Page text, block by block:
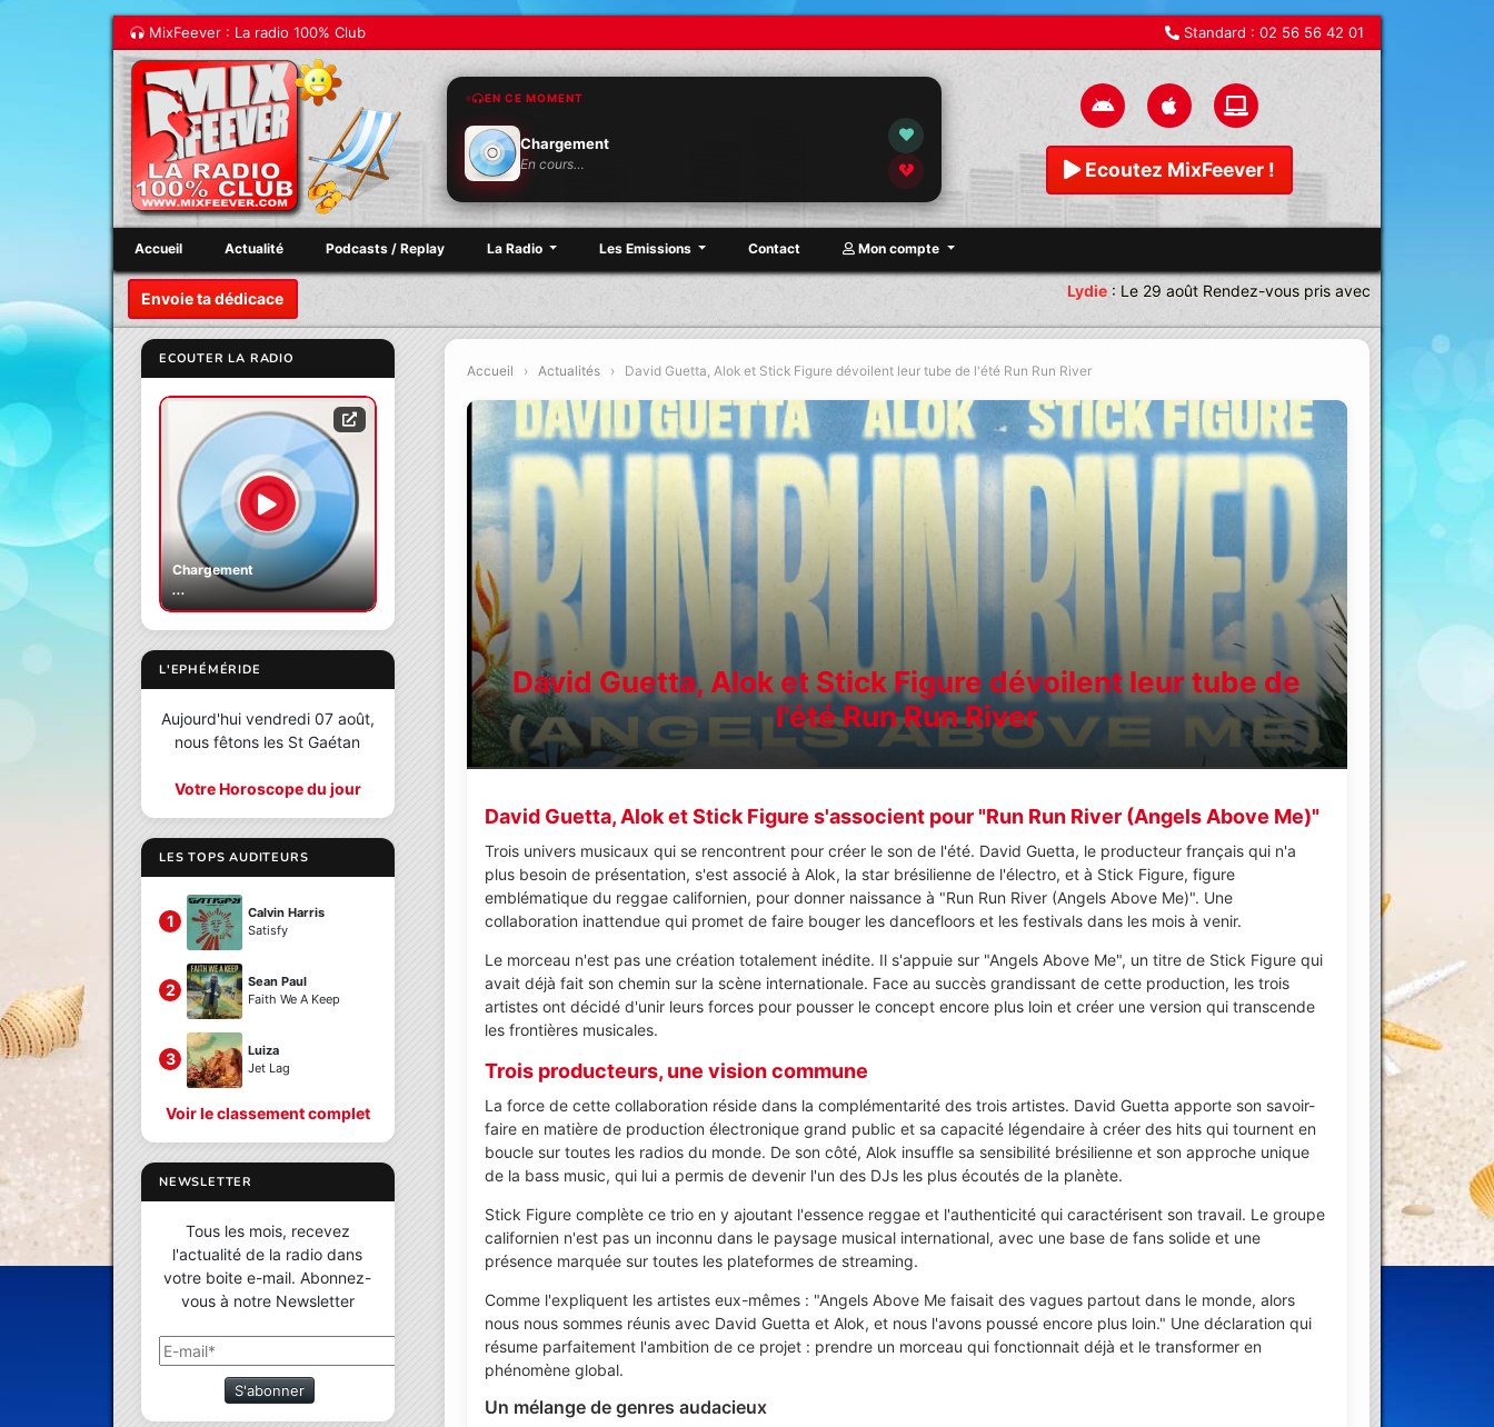
MixFeever : La radio 100% Club Standard : 02 56 56 42 01
EN CE MOMENT
Chargement
En cours… Ecoutez MixFeever !
Accueil Actualité Podcasts / Replay La Radio Les Emissions Contact Mon compte
Envoie ta dédicace Le 29 août Rendez-vous pris avec une équipe
ECOUTER LA RADIO
Chargement
...
L'EPHÉMÉRIDE
Aujourd'hui vendredi 07 août,
nous fêtons les St Gaétan
Votre Horoscope du jour
LES TOPS AUDITEURS
1
Calvin Harris
Satisfy
2
Sean Paul
Faith We A Keep
3
Luiza
Jet Lag
Voir le classement complet
NEWSLETTER
Tous les mois, recevez
l'actualité de la radio dans
votre boite e-mail. Abonnez-
vous à notre Newsletter
S'abonner
Accueil › Actualités › David Guetta, Alok et Stick Figure dévoilent leur tube de l'été Run Run River
David Guetta, Alok et Stick Figure dévoilent leur tube de
l'été Run Run River
David Guetta, Alok et Stick Figure s'associent pour "Run Run River (Angels Above Me)"
Trois univers musicaux qui se rencontrent pour créer le son de l'été. David Guetta, le producteur français qui n'a
plus besoin de présentation, s'est associé à Alok, la star brésilienne de l'électro, et à Stick Figure, figure
emblématique du reggae californien, pour donner naissance à "Run Run River (Angels Above Me)". Une
collaboration inattendue qui promet de faire bouger les dancefloors et les festivals dans les mois à venir.
Le morceau n'est pas une création totalement inédite. Il s'appuie sur "Angels Above Me", un titre de Stick Figure qui
avait déjà fait son chemin sur la scène internationale. Face au succès grandissant de cette production, les trois
artistes ont décidé d'unir leurs forces pour pousser le concept encore plus loin et créer une version qui transcende
les frontières musicales.
Trois producteurs, une vision commune
La force de cette collaboration réside dans la complémentarité des trois artistes. David Guetta apporte son savoir-
faire en matière de production électronique grand public et sa capacité légendaire à créer des hits qui tournent en
boucle sur toutes les radios du monde. De son côté, Alok insuffle sa sensibilité brésilienne et son approche unique
de la bass music, qui lui a permis de devenir l'un des DJs les plus écoutés de la planète.
Stick Figure complète ce trio en y ajoutant l'essence reggae et l'authenticité qui caractérisent son travail. Le groupe
californien n'est pas un inconnu dans le paysage musical international, avec une base de fans solide et une
présence marquée sur toutes les plateformes de streaming.
Comme l'expliquent les artistes eux-mêmes : "Angels Above Me faisait des vagues partout dans le monde, alors
nous nous sommes réunis avec David Guetta et Alok, et nous l'avons poussé encore plus loin." Une déclaration qui
résume parfaitement l'ambition de ce projet : prendre un morceau qui fonctionnait déjà et le transformer en
phénomène global.
Un mélange de genres audacieux